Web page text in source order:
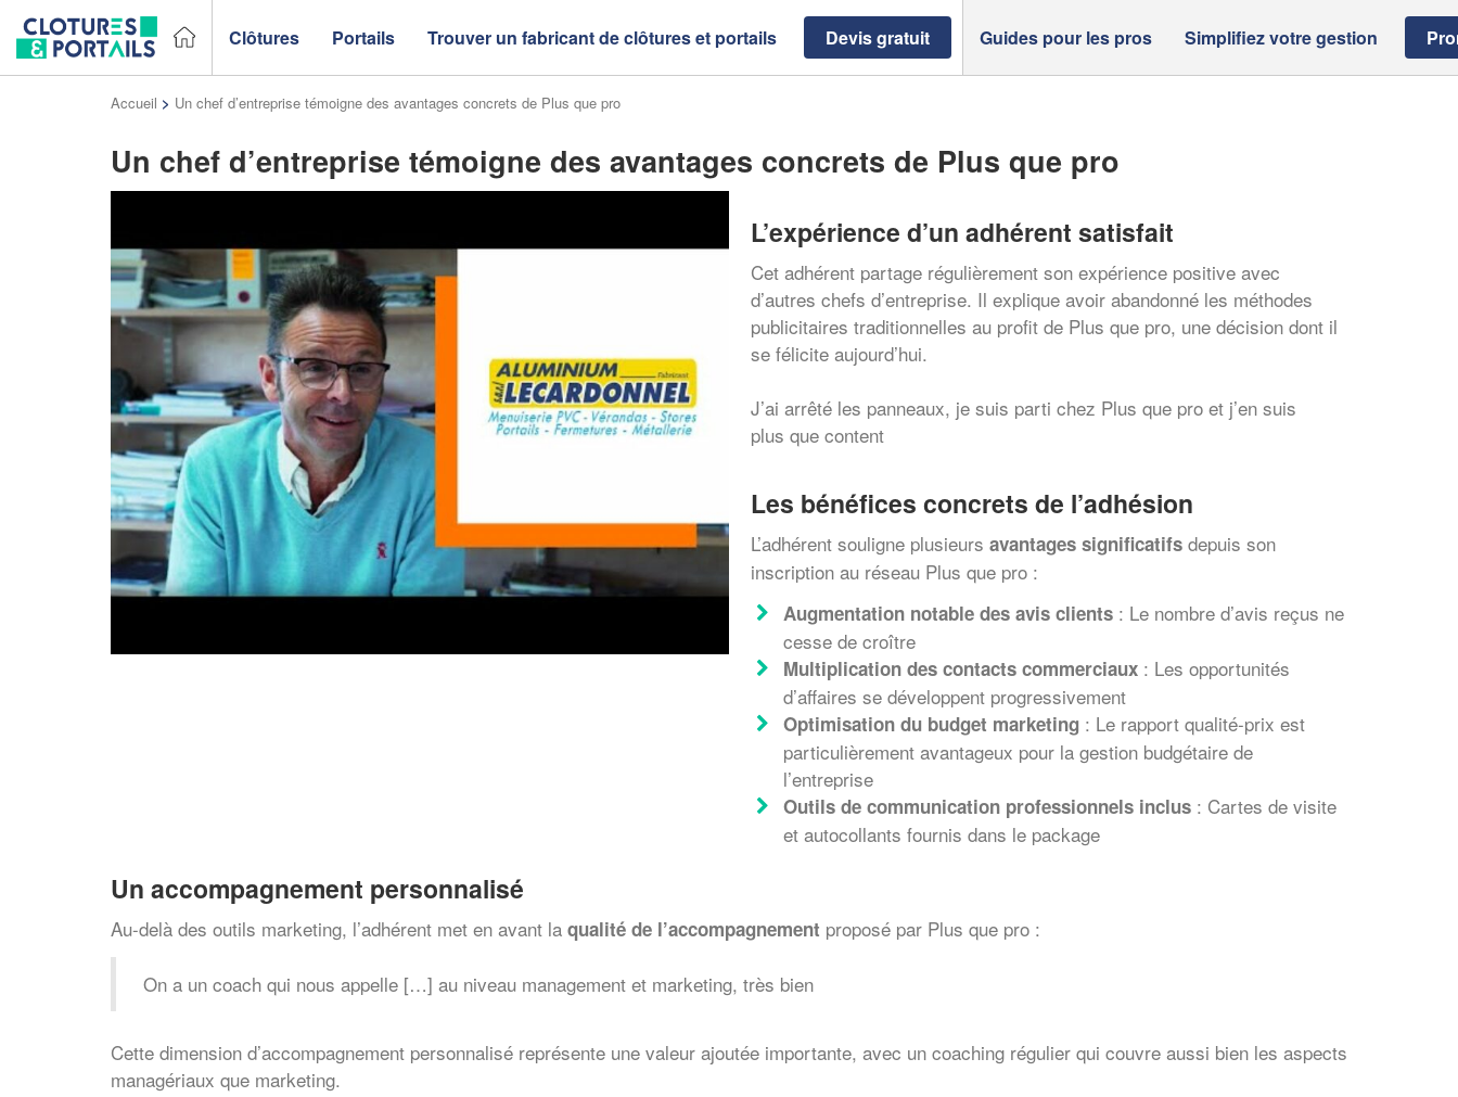
Clôtures Portails Trouver un fabricant de clôtures et portails Devis gratuit Guides pour les pros Simplifiez votre gestion
Accueil > Un chef d’entreprise témoigne des avantages concrets de Plus que pro
Un chef d’entreprise témoigne des avantages concrets de Plus que pro
L’expérience d’un adhérent satisfait
Cet adhérent partage régulièrement son expérience positive avec
d’autres chefs d’entreprise. Il explique avoir abandonné les méthodes
publicitaires traditionnelles au profit de Plus que pro, une décision dont il
se félicite aujourd’hui.
J’ai arrêté les panneaux, je suis parti chez Plus que pro et j’en suis
plus que content
Les bénéfices concrets de l’adhésion
L’adhérent souligne plusieurs avantages significatifs depuis son
inscription au réseau Plus que pro :
Augmentation notable des avis clients : Le nombre d’avis reçus ne
cesse de croître
Multiplication des contacts commerciaux : Les opportunités
d’affaires se développent progressivement
Optimisation du budget marketing : Le rapport qualité-prix est
particulièrement avantageux pour la gestion budgétaire de
l’entreprise
Outils de communication professionnels inclus : Cartes de visite
et autocollants fournis dans le package
Un accompagnement personnalisé
Au-delà des outils marketing, l’adhérent met en avant la qualité de l’accompagnement proposé par Plus que pro :
On a un coach qui nous appelle […] au niveau management et marketing, très bien
Cette dimension d’accompagnement personnalisé représente une valeur ajoutée importante, avec un coaching régulier qui couvre aussi bien les aspects
managériaux que marketing.